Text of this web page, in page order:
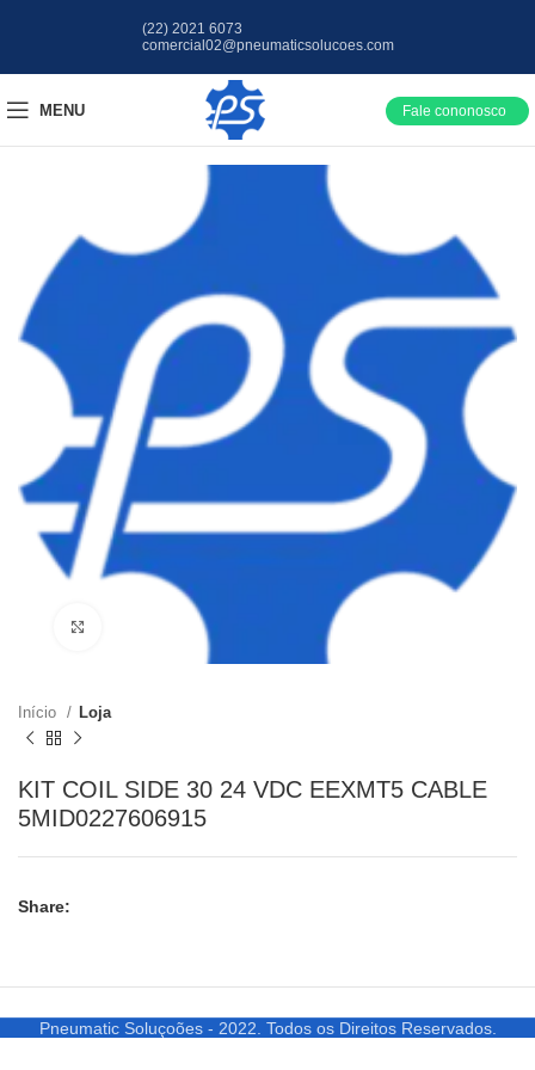
(22) 2021 6073
comercial02@pneumaticsolucoes.com
MENU Fale cononosco
Clique para ampliar
Início Loja
KIT COIL SIDE 30 24 VDC EEXMT5 CABLE
5MID0227606915
Share:
Pneumatic Soluçoões - 2022. Todos os Direitos Reservados.